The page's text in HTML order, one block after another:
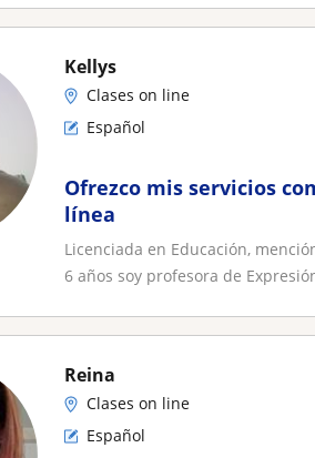
Kellys
Clases on line
Español
Ofrezco mis servicios
línea
Licenciada en Educación,
6 años soy profesora de
Reina
Clases on line
Español